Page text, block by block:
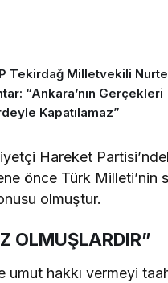
Tekirdağ Milletvekili
“Ankara’nın Gerçekleri
Kapatılamaz”
Hareket
önce Türk Milleti’nin
olmuştur.
OLMUŞLARDIR”
umut hakkı vermeyi